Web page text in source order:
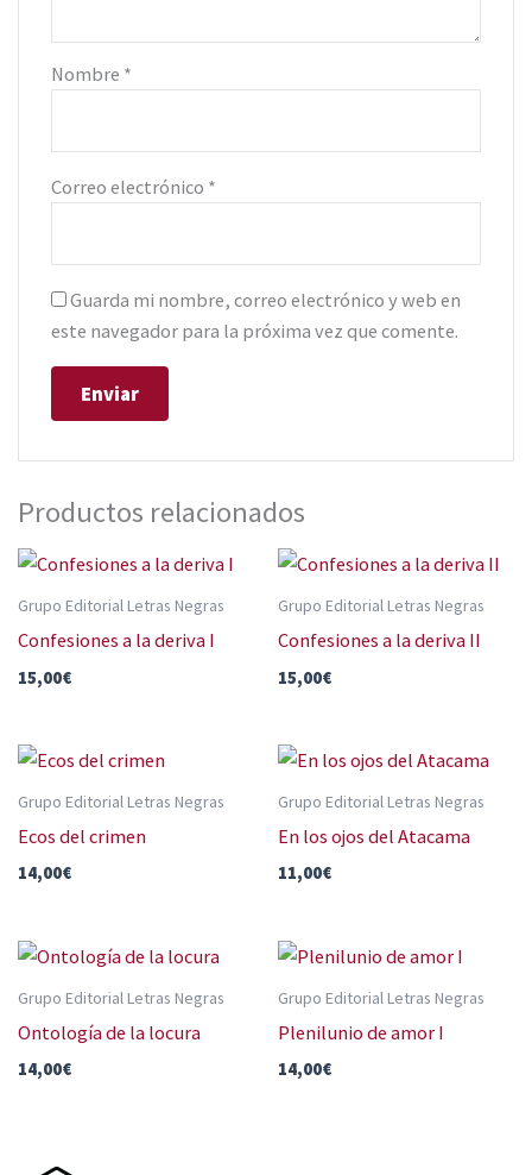
Nombre *
Correo electrónico *
Guarda mi nombre, correo electrónico y web en
este navegador para la próxima vez que comente.
Productos relacionados
Grupo Editorial Letras Negras
Confesiones a la deriva I
15,00€
Grupo Editorial Letras Negras
Confesiones a la deriva II
15,00€
Grupo Editorial Letras Negras
Ecos del crimen
14,00€
Grupo Editorial Letras Negras
En los ojos del Atacama
11,00€
Grupo Editorial Letras Negras
Ontología de la locura
14,00€
Grupo Editorial Letras Negras
Plenilunio de amor I
14,00€